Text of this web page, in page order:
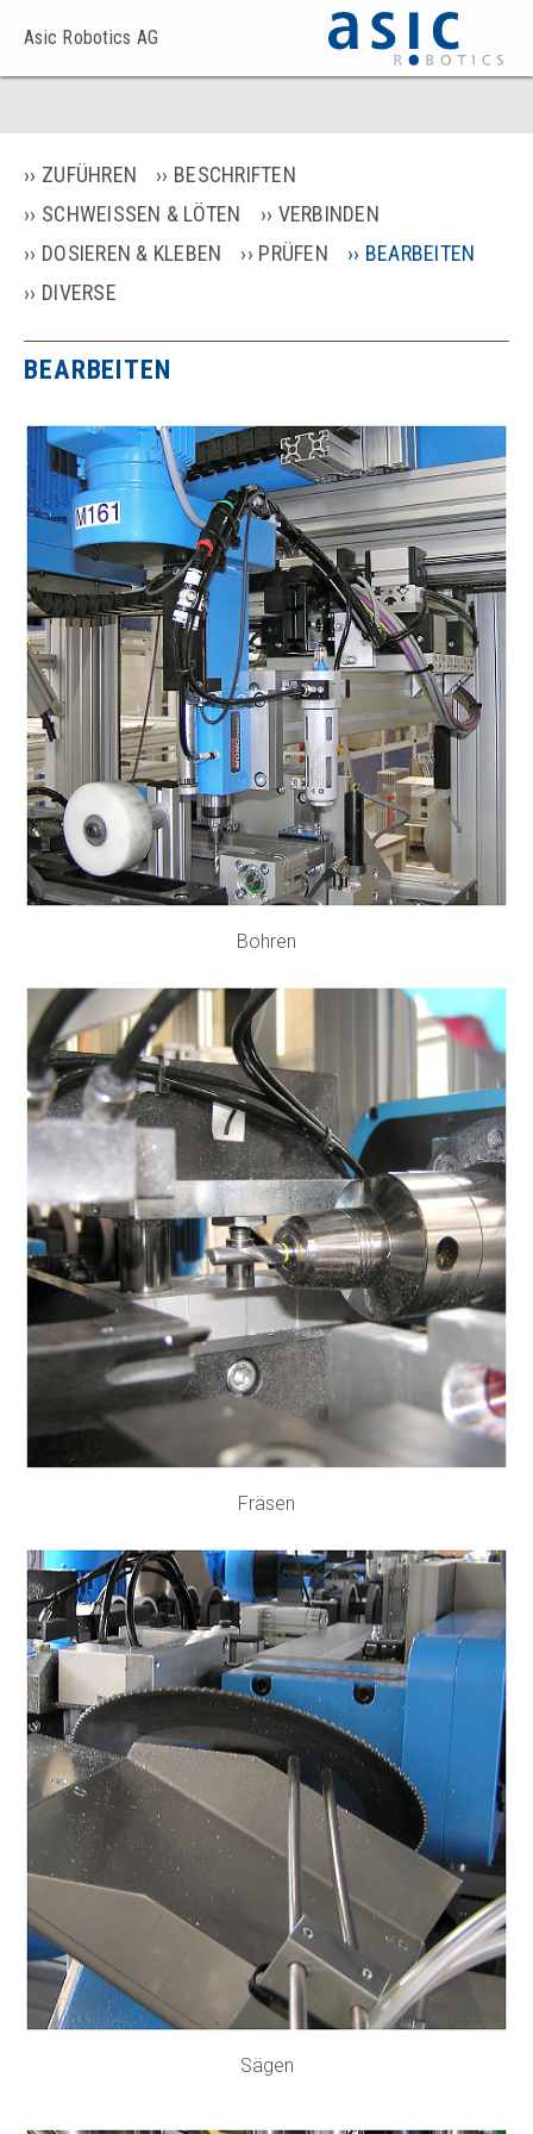
Asic Robotics AG
ZUFÜHREN
BESCHRIFTEN
SCHWEISSEN & LÖTEN
VERBINDEN
DOSIEREN & KLEBEN
PRÜFEN
BEARBEITEN
DIVERSE
BEARBEITEN
Bohren
Fräsen
Sägen